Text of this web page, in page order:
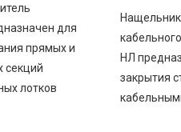
для
прямых и
секций
лотков
НЛ
закрытия